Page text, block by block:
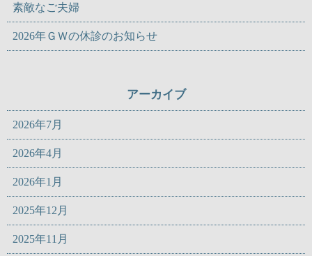
素敵なご夫婦
2026年ＧＷの休診のお知らせ
アーカイブ
2026年7月
2026年4月
2026年1月
2025年12月
2025年11月